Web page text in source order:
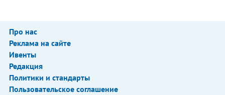
Про нас
Реклама на сайте
Ивенты
Редакция
Политики и стандарты
Пользовательское соглашение